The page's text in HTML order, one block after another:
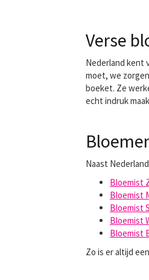
Verse
Nederland kent
moet, we
boeket. Ze
echt indruk
Naast
Bloemist
Bloemist
Bloemist
Bloemist
Bloemist
Zo is er altijd